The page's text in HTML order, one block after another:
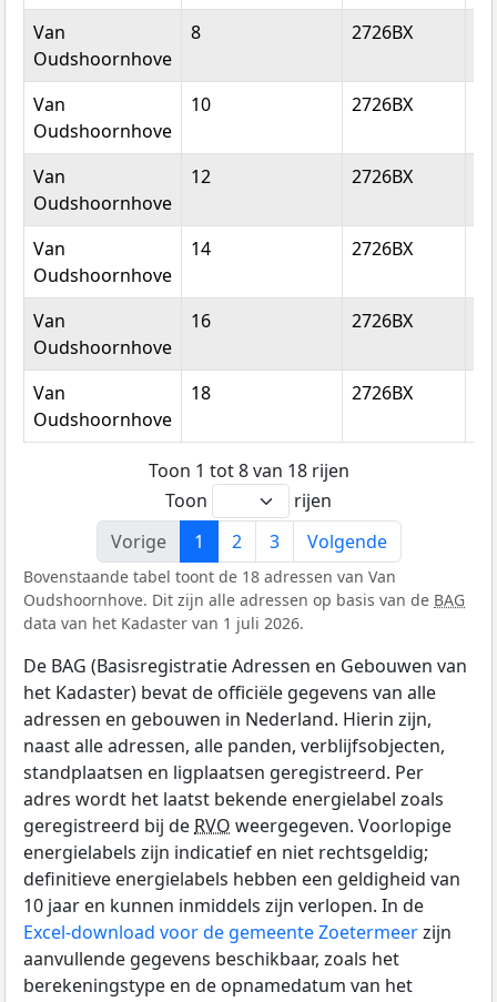
Van
Oudshoornhove
8 2726BX
Van
Oudshoornhove
10 2726BX
Van
Oudshoornhove
12 2726BX
Van
Oudshoornhove
14 2726BX
Van
Oudshoornhove
16 2726BX
Van
Oudshoornhove
18 2726BX
Toon 1 tot 8 van 18 rijen
Toon
rijen
Vorige
1 2 3 Volgende
Bovenstaande tabel toont de 18 adressen van Van
Oudshoornhove. Dit zijn alle adressen op basis van de BAG
data van het Kadaster van 1 juli 2026.
De BAG (Basisregistratie Adressen en Gebouwen van
het Kadaster) bevat de officiële gegevens van alle
adressen en gebouwen in Nederland. Hierin zijn,
naast alle adressen, alle panden, verblijfsobjecten,
standplaatsen en ligplaatsen geregistreerd. Per
adres wordt het laatst bekende energielabel zoals
geregistreerd bij de RVO weergegeven. Voorlopige
energielabels zijn indicatief en niet rechtsgeldig;
definitieve energielabels hebben een geldigheid van
10 jaar en kunnen inmiddels zijn verlopen. In de
Excel-download voor de gemeente Zoetermeerzijn
aanvullende gegevens beschikbaar, zoals het
berekeningstype en de opnamedatum van het